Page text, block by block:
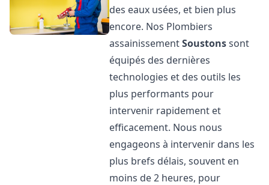
des eaux usées, et bien plus
encore. Nos Plombiers
assainissementSoustonssont
équipés des dernières
technologies et des outils les
plus performants pour
intervenir rapidement et
efficacement. Nous nous
engageons à intervenir dans les
plus brefs délais, souvent en
moins de 2 heures, pour